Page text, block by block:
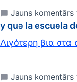
Jauns komentārs
y que la escuela
Λιγότερη βια
Jauns komentārs